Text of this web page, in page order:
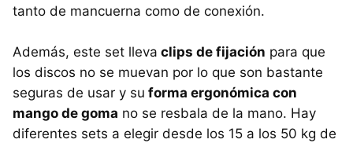
tanto de mancuerna como de conexión.
Además, este set lleva clips de fijación para que
los discos no se muevan por lo que son bastante
seguras de usar y su forma ergonómica con
mango de goma no se resbala de la mano. Hay
diferentes sets a elegir desde los 15 a los 50 kg de